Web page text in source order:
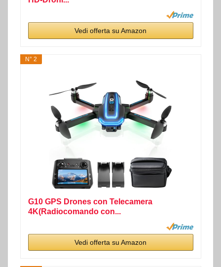
Vedi offerta su Amazon
N° 2
G10 GPS Drones con Telecamera
4K(Radiocomando con...
Vedi offerta su Amazon